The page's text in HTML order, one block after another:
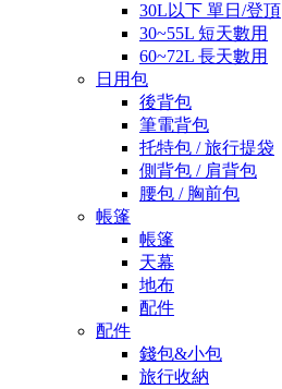
30L以下 單日/登頂
30~55L 短天數用
60~72L 長天數用
日用包
後背包
筆電背包
托特包 / 旅行提袋
側背包 / 肩背包
腰包 / 胸前包
帳篷
帳篷
天幕
地布
配件
配件
錢包&小包
旅行收納